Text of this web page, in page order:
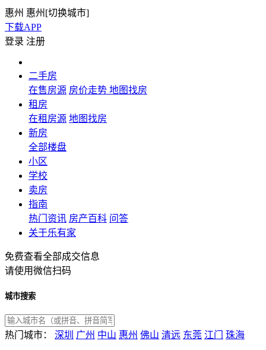
惠州 惠州[切换城市]
下载APP
登录 注册
二手房
在售房源 房价走势 地图找房
租房
在租房源 地图找房
新房
全部楼盘
小区
学校
卖房
指南
热门资讯 房产百科 问答
关于乐有家
免费查看全部成交信息
请使用微信扫码
城市搜索
热门城市： 深圳 广州 中山 惠州 佛山 清远 东莞 江门 珠海